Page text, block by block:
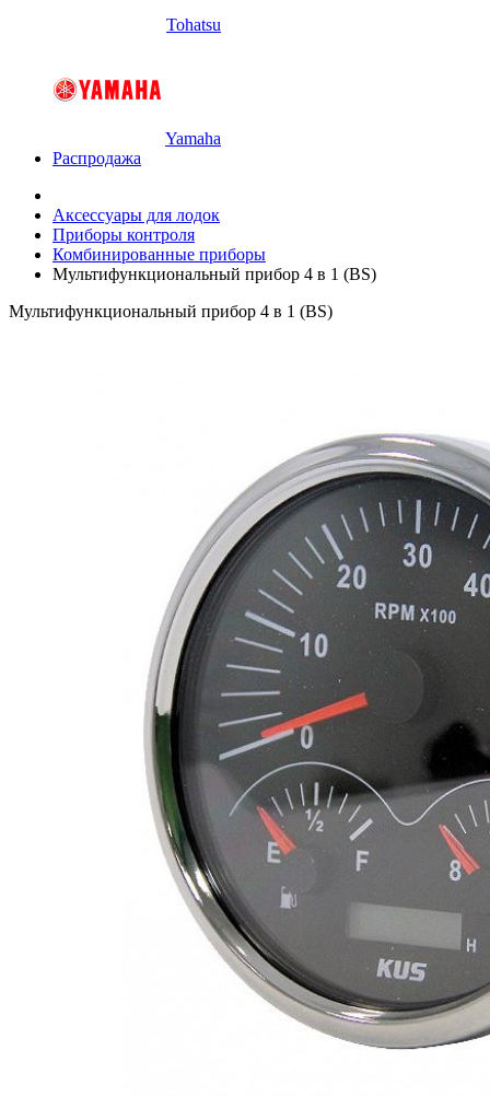
Tohatsu
Yamaha
Распродажа
Аксессуары для лодок
Приборы контроля
Комбинированные приборы
Мультифункциональный прибор 4 в 1 (BS)
Мультифункциональный прибор 4 в 1 (BS)